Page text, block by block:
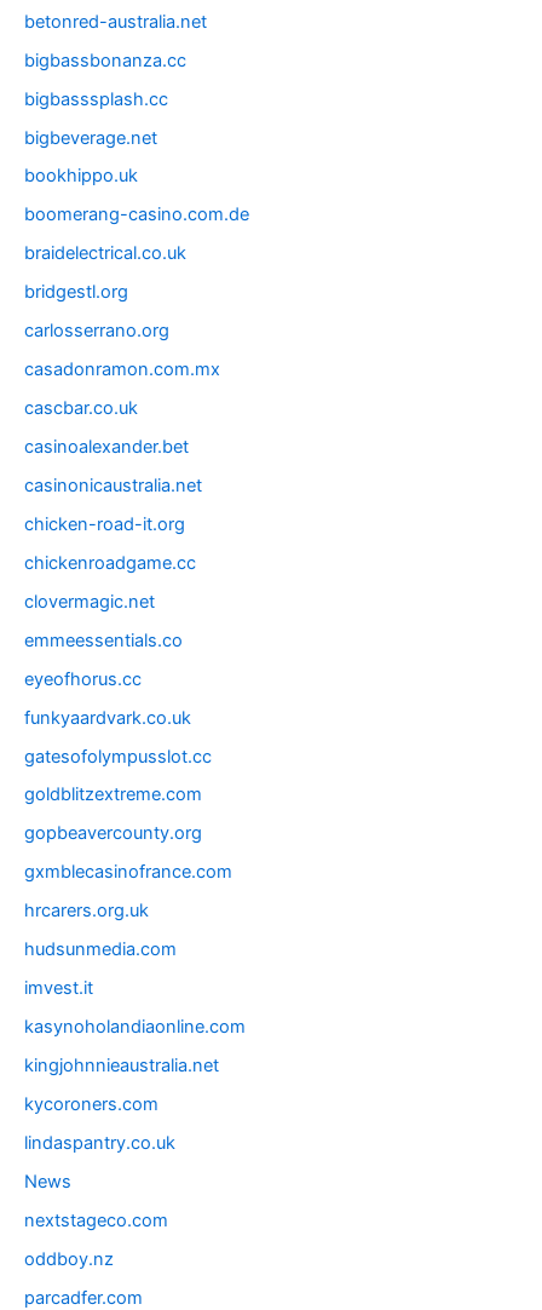
betonred-australia.net
bigbassbonanza.cc
bigbasssplash.cc
bigbeverage.net
bookhippo.uk
boomerang-casino.com.de
braidelectrical.co.uk
bridgestl.org
carlosserrano.org
casadonramon.com.mx
cascbar.co.uk
casinoalexander.bet
casinonicaustralia.net
chicken-road-it.org
chickenroadgame.cc
clovermagic.net
emmeessentials.co
eyeofhorus.cc
funkyaardvark.co.uk
gatesofolympusslot.cc
goldblitzextreme.com
gopbeavercounty.org
gxmblecasinofrance.com
hrcarers.org.uk
hudsunmedia.com
imvest.it
kasynoholandiaonline.com
kingjohnnieaustralia.net
kycoroners.com
lindaspantry.co.uk
News
nextstageco.com
oddboy.nz
parcadfer.com